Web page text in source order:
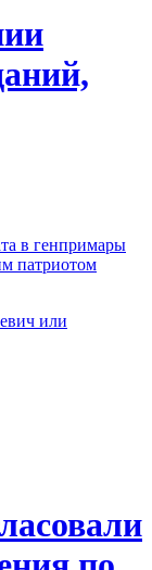
в генпримары
патриотом
или